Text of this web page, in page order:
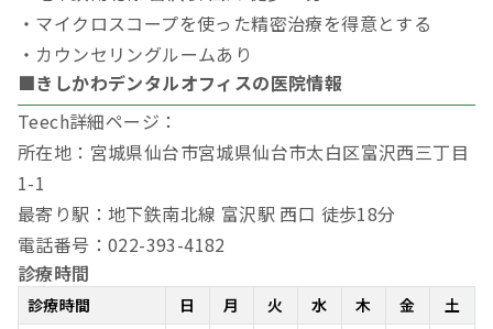
・マイクロスコープを使った精密治療を得意とする
・カウンセリングルームあり
■きしかわデンタルオフィスの医院情報
Teech詳細ページ：
所在地：宮城県仙台市宮城県仙台市太白区富沢西三丁目
1-1
最寄り駅：地下鉄南北線 富沢駅 西口 徒歩18分
電話番号：022-393-4182
診療時間
診療時間 日 月 火 水 木 金
土